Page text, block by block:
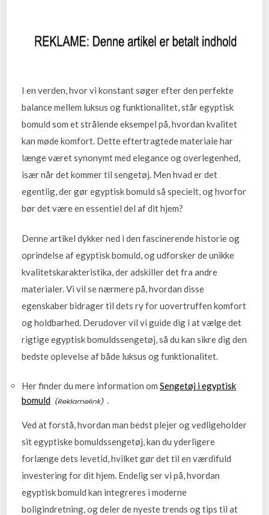
I en verden, hvor vi konstant søger efter den perfekte
balance mellem luksus og funktionalitet, står egyptisk
bomuld som et strålende eksempel på, hvordan kvalitet
kan møde komfort. Dette eftertragtede materiale har
længe været synonymt med elegance og overlegenhed,
især når det kommer til sengetøj. Men hvad er det
egentlig, der gør egyptisk bomuld så specielt, og hvorfor
bør det være en essentiel del af dit hjem?
Denne artikel dykker ned i den fascinerende historie og
oprindelse af egyptisk bomuld, og udforsker de unikke
kvalitetskarakteristika, der adskiller det fra andre
materialer. Vi vil se nærmere på, hvordan disse
egenskaber bidrager til dets ry for uovertruffen komfort
og holdbarhed. Derudover vil vi guide dig i at vælge det
rigtige egyptisk bomuldssengetøj, så du kan sikre dig den
bedste oplevelse af både luksus og funktionalitet.
Her finder du mere information omSengetøj i egyptisk
bomuld
.
Ved at forstå, hvordan man bedst plejer og vedligeholder
sit egyptiske bomuldssengetøj, kan du yderligere
forlænge dets levetid, hvilket gør det til en værdifuld
investering for dit hjem. Endelig ser vi på, hvordan
egyptisk bomuld kan integreres i moderne
boligindretning, og deler de nyeste trends og tips til at